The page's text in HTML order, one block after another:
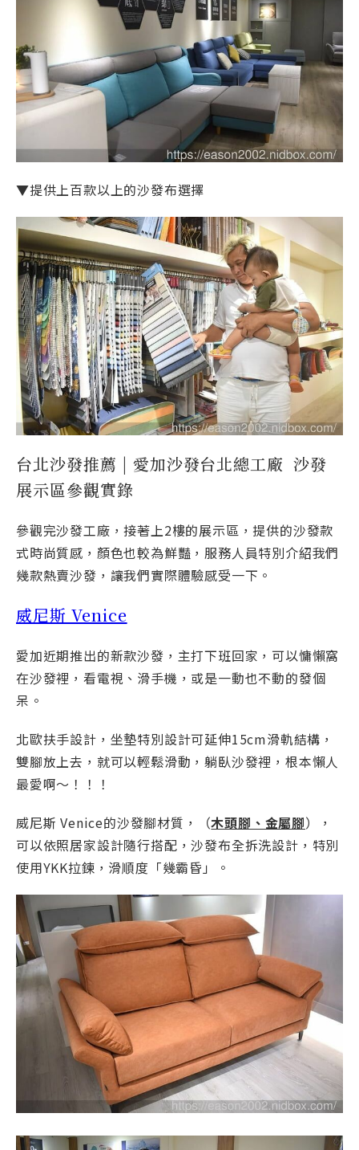
▼提供上百款以上的沙發布選擇
台北沙發推薦 | 愛加沙發台北總工廠 沙發
展示區參觀實錄
參觀完沙發工廠，接著上2樓的展示區，提供的沙發款
式時尚質感，顏色也較為鮮豔，服務人員特別介紹我們
幾款熱賣沙發，讓我們實際體驗感受一下。
威尼斯 Venice
愛加近期推出的新款沙發，主打下班回家，可以慵懶窩
在沙發裡，看電視、滑手機，或是一動也不動的發個
呆。
北歐扶手設計，坐墊特別設計可延伸15cm滑軌結構，
雙腳放上去，就可以輕鬆滑動，躺臥沙發裡，根本懶人
最愛啊～！！！
威尼斯 Venice的沙發腳材質，（木頭腳、金屬腳），
可以依照居家設計隨行搭配，沙發布全拆洗設計，特別
使用YKK拉鍊，滑順度「幾霸昏」。